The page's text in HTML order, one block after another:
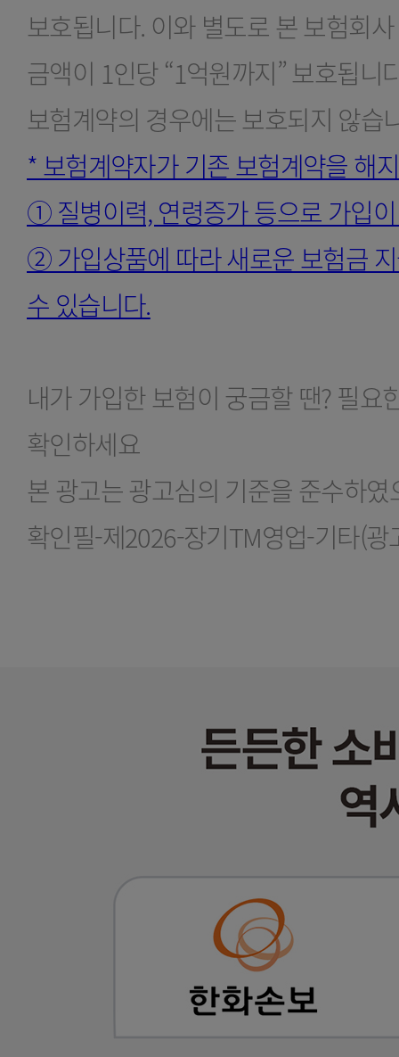
보호됩니다. 이와 별도로 본 보험회
금액이 1인당 “1억원까지” 보호됩
보험계약의 경우에는 보호되지 않습
* 보험계약자가 기존 보험계약을 해
① 질병이력, 연령증가 등으로 가입
② 가입상품에 따라 새로운 보험금
수 있습니다.
내가 가입한 보험이 궁금할 땐? 필
확인하세요
본 광고는 광고심의 기준을 준수하
확인필-제2026-장기TM영업-기타(